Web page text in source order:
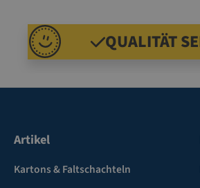
QUALITÄT
Artikel
Kartons & Faltschachteln